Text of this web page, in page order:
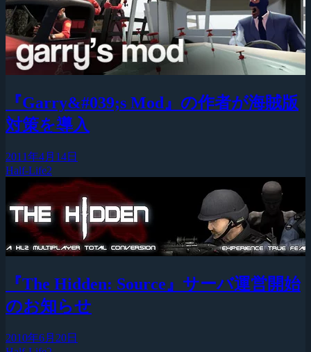
『Garry&#039;s Mod』の作者が海賊版
対策を導入
2011年4月14日
Half-Life2
『The Hidden: Source』サーバ運営開始
のお知らせ
2010年6月20日